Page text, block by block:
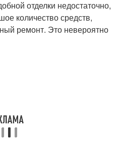
отделки недостаточно,
количество средств,
ремонт. Это невероятно